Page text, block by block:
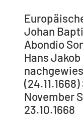
Johan
Abondio
Hans Jakob
November
23.10.1668